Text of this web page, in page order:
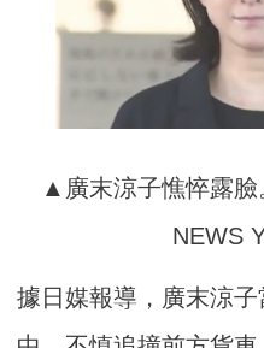
▲廣末涼子憔悴露臉
NEWS
據日媒報導，廣末涼